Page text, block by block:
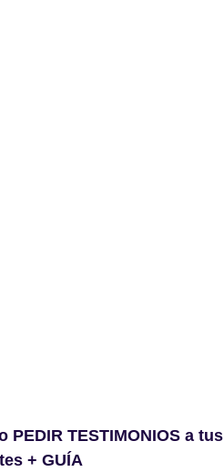
PEDIR TESTIMONIOS a tus
+ GUÍA